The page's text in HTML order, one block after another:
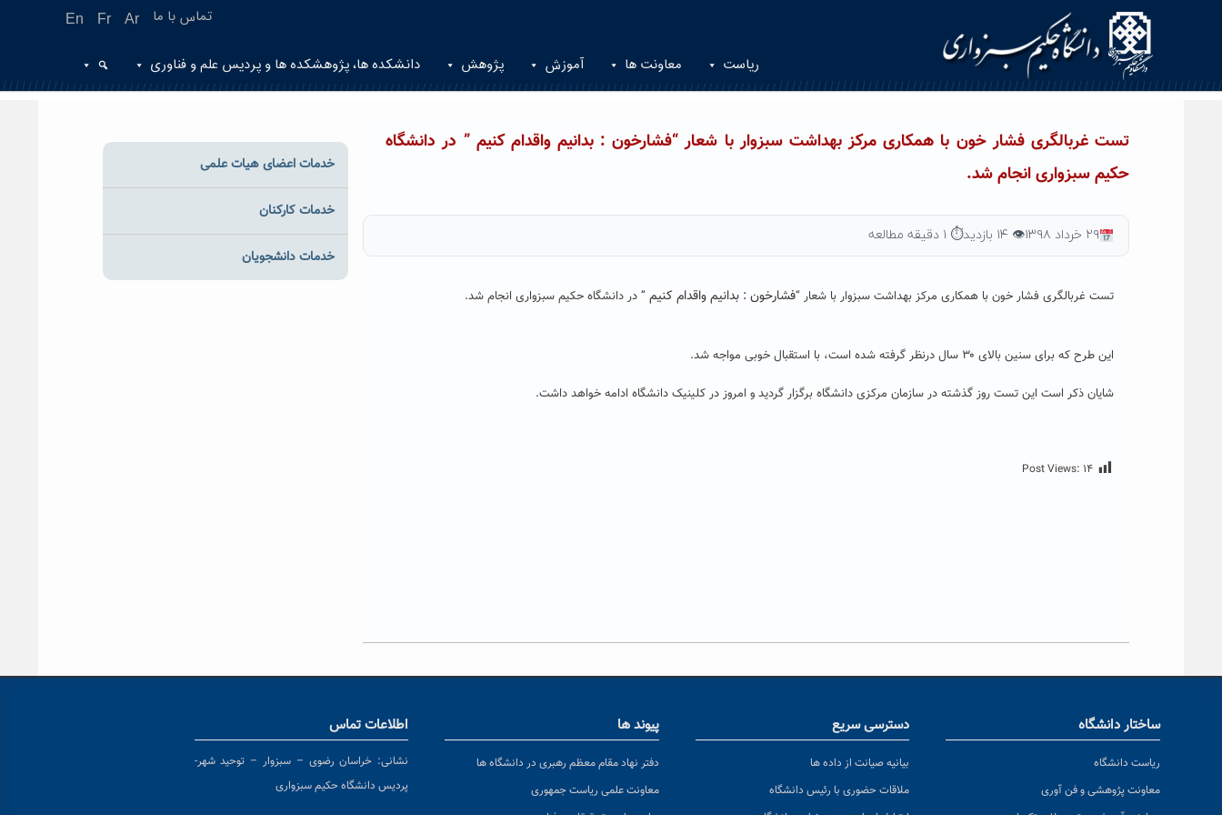
En Fr Ar تماس با ما
ریاست معاونت ها آموزش پژوهش دانشکده ها، پژوهشکده ها و پردیس علم و فناوری
تست غربالگری فشار خون با همکاری مرکز بهداشت سبزوار با شعار “فشارخون : بدانیم واقدام کنیم ” در دانشگاه
حکیم سبزواری انجام شد.
۲۹ خرداد ۱۳۹۸ 👁 ۱۴ بازدید ⏱ ۱ دقیقه مطالعه
تست غربالگری فشار خون با همکاری مرکز بهداشت سبزوار با شعار “فشارخون : بدانیم واقدام کنیم ” در دانشگاه حکیم سبزواری انجام شد.
این طرح که برای سنین بالای ۳۰ سال درنظر گرفته شده است، با استقبال خوبی مواجه شد.
شایان ذکر است این تست روز گذشته در سازمان مرکزی دانشگاه برگزار گردید و امروز در کلینیک دانشگاه ادامه خواهد داشت.
Post Views: ۱۴
خدمات اعضای هیات علمی
خدمات کارکنان
خدمات دانشجویان
ساختار دانشگاه
ریاست دانشگاه
معاونت پژوهشی و فن آوری
دسترسی سریع
بیانیه صیانت از داده ها
ملاقات حضوری با رئیس دانشگاه
پیوند ها
دفتر نهاد مقام معظم رهبری در دانشگاه ها
معاونت علمی ریاست جمهوری
اطلاعات تماس
نشانی: خراسان رضوی – سبزوار – توحید شهر-
پردیس دانشگاه حکیم سبزواری